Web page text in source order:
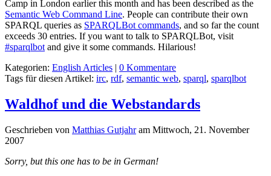
Camp in London earlier this month and has been described as the
Semantic Web Command Line. People can contribute their own
SPARQL queries as SPARQLBot commands, and so far the count
exceeds 30 entries. If you want to talk to SPARQLBot, visit
#sparqlbot and give it some commands. Hilarious!
Kategorien: English Articles | 0 Kommentare
Tags für diesen Artikel: irc, rdf, semantic web, sparql, sparqlbot
Waldhof und die Webstandards
Geschrieben von Matthias Gutjahram Mittwoch, 21. November
2007
Sorry, but this one has to be in German!